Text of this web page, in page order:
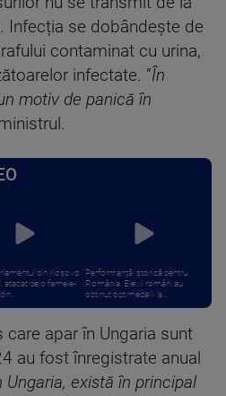
Infecția se dobândește de
contaminat cu urina,
infectate. ”În
motiv de panică în
din Kosovo.
atacat de o femeie-
...
Performanță istorică pentru
România. Elevii români au
obținut opt medalii la ...
care apar în Ungaria sunt
au fost înregistrate anual
Ungaria, există în principal